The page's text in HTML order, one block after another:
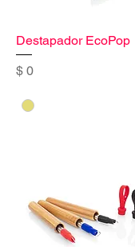
Destapador EcoPop
Precio
$ 0